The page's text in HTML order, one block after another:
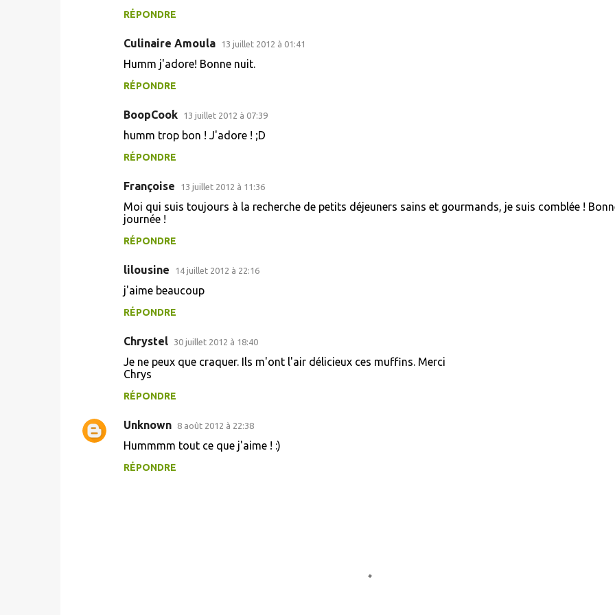
RÉPONDRE
Culinaire Amoula 13 juillet 2012 à 01:41
Humm j'adore! Bonne nuit.
RÉPONDRE
BoopCook 13 juillet 2012 à 07:39
humm trop bon ! J'adore ! ;D
RÉPONDRE
Françoise 13 juillet 2012 à 11:36
Moi qui suis toujours à la recherche de petits déjeuners sains et gourmands, je suis comblée !
journée !
RÉPONDRE
lilousine 14 juillet 2012 à 22:16
j'aime beaucoup
RÉPONDRE
Chrystel 30 juillet 2012 à 18:40
Je ne peux que craquer. Ils m'ont l'air délicieux ces muffins. Merci
Chrys
RÉPONDRE
Unknown 8 août 2012 à 22:38
Hummmm tout ce que j'aime ! :)
RÉPONDRE